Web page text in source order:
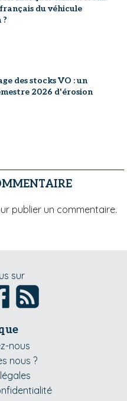
du véhicule
?
des stocks VO : un
2026 d'érosion
publier un commentaire.
sur
nous
nous ?